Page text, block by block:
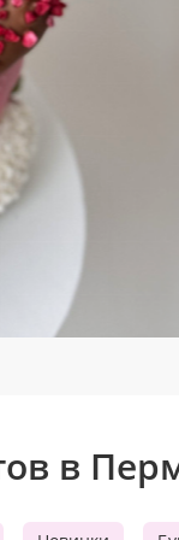
моментов
в